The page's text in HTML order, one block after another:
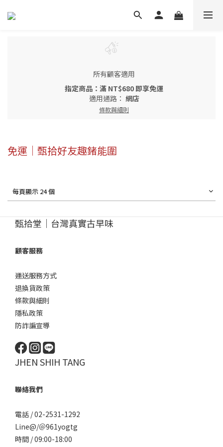
所有顧客適用
指定商品：滿 NT$680 即享免運
適用通路： 網店
條款與細則
免運｜甄拾好友趣鍺能圍
每頁顯示 24 個
甄拾堂｜台灣真實古早味
顧客服務
運送服務方式
退換貨政策
條款與細則
隱私政策
防詐諞宣導
JHEN SHIH TANG
聯絡我們
電話 / 02-2531-1292
Line@/＠961yogtg
時間 / 09:00-18:00